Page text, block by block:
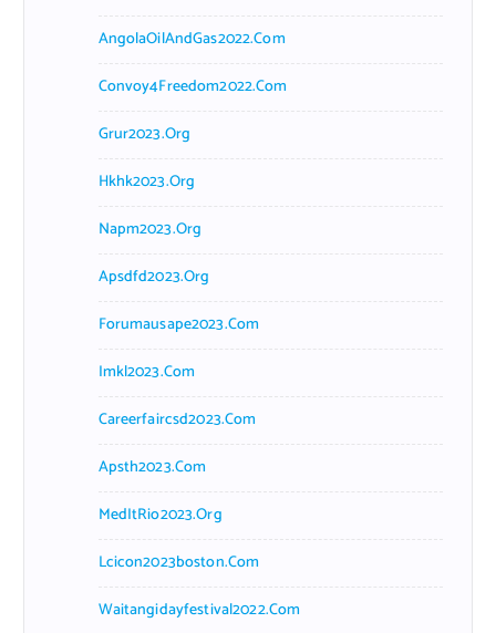
AngolaOilAndGas2022.com
Convoy4Freedom2022.com
Grur2023.org
Hkhk2023.org
Napm2023.org
Apsdfd2023.org
Forumausape2023.com
Imkl2023.com
Careerfaircsd2023.com
Apsth2023.com
MedItRio2023.org
Lcicon2023boston.com
Waitangidayfestival2022.com